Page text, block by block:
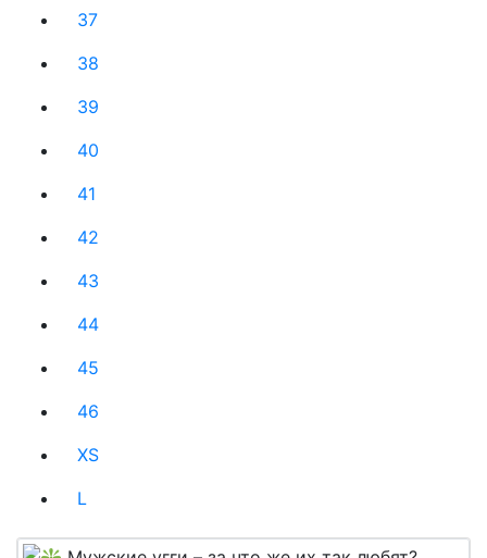
37
38
39
40
41
42
43
44
45
46
XS
L